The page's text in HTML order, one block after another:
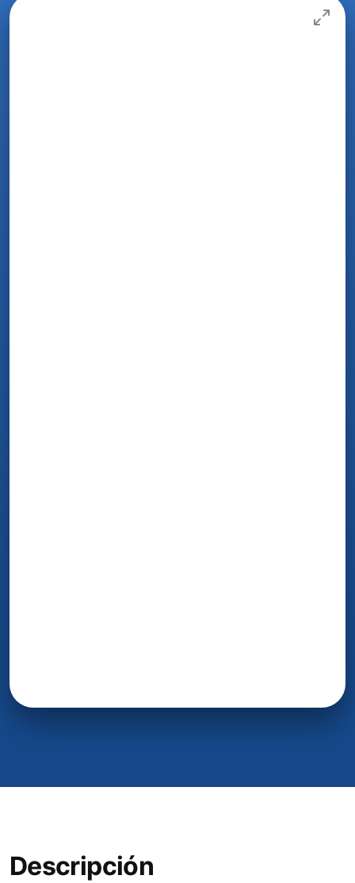
Descripción